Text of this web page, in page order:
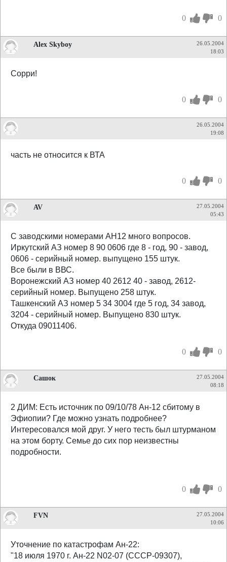
0 0
Alex Skyboy
26.05.2004
18:03
Сорри!
0 0
26.05.2004
19:08
часть не относится к ВТА
0 0
AV
27.05.2004
05:43
С заводскими номерами АН12 много вопросов.
Иркутский АЗ номер 8 90 0606 где 8 - год, 90 - завод,
0606 - серийный номер. выпущено 155 штук.
Все были в ВВС.
Воронежский АЗ номер 40 2612 40 - завод, 2612-
серийный номер. Выпущено 258 штук.
Ташкенский АЗ номер 5 34 3004 где 5 год, 34 завод,
3204 - серийный номер. Выпущено 830 штук.
Откуда 09011406.
0 0
Сашок
27.05.2004
08:18
2 ДИМ: Есть источник по 09/10/78 Ан-12 сбитому в
Эфиопии? Где можно узнать подробнее?
Интересовался мой друг. У него тесть был штурманом
на этом борту. Семье до сих пор неизвестны
подробности.
0 0
FVN
27.05.2004
10:06
Уточнение по катастрофам Ан-22:
"18 июля 1970 г. Ан-22 N02-07 (СССР-09307),